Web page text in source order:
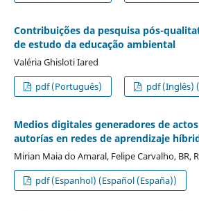
Contribuições da pesquisa pós-
de estudo da educação ambiental
Valéria Ghisloti Iared
pdf (Português)
pdf (Inglês)
Medios digitales generadores de
autorías en redes de aprendizaje
Mirian Maia do Amaral, Felipe Carvalho, BR,
pdf (Espanhol) (Español (España))